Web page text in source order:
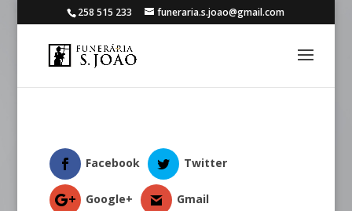
258 515 233 funeraria.s.joao@gmail.com
Facebook Twitter
Google+ Gmail